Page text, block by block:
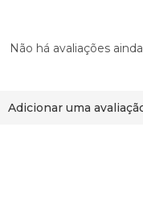
Não há avaliações
Adicionar uma